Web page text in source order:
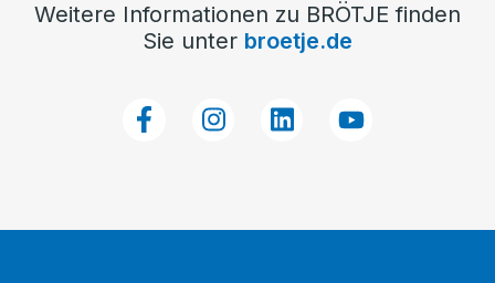
Weitere Informationen zu BRÖTJE finden
Sie unter broetje.de